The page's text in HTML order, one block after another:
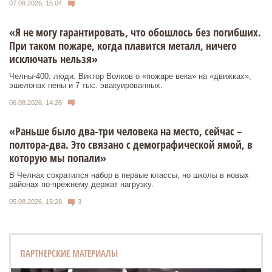
07.08.2026, 15:04
«Я не могу гарантировать, что обошлось без погибших.
При таком пожаре, когда плавится металл, ничего
исключать нельзя»
Челны-400: люди. Виктор Волков о «пожаре века» на «движках»,
эшелонах пены и 7 тыс. эвакуированных.
06.08.2026, 14:26
«Раньше было два-три человека на место, сейчас –
полтора-два. Это связано с демографической ямой, в
которую мы попали»
В Челнах сократился набор в первые классы, но школы в новых
районах по-прежнему держат нагрузку.
05.08.2026, 15:28 3
ПАРТНЕРСКИЕ МАТЕРИАЛЫ